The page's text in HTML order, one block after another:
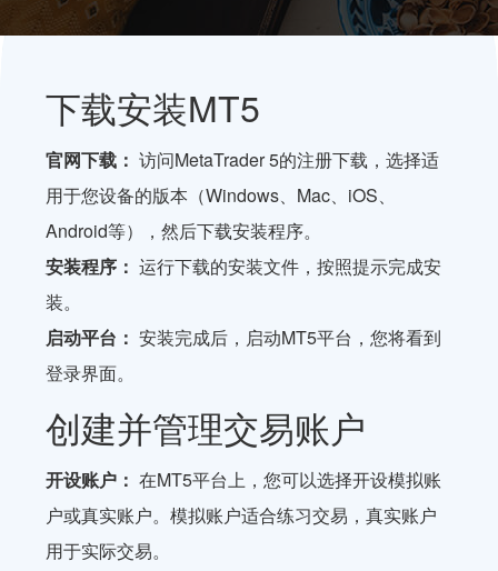
下载安装MT5
官网下载： 访问MetaTrader 5的注册下载，选择适
用于您设备的版本（Windows、Mac、iOS、
Android等），然后下载安装程序。
安装程序： 运行下载的安装文件，按照提示完成安
装。
启动平台： 安装完成后，启动MT5平台，您将看到
登录界面。
创建并管理交易账户
开设账户： 在MT5平台上，您可以选择开设模拟账
户或真实账户。模拟账户适合练习交易，真实账户
用于实际交易。